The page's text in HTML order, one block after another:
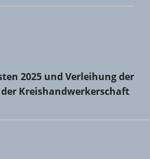
2025 und Verleihung der
Kreishandwerkerschaft Mainz-
2025 und Verleihung der
Kreishandwerkerschaft